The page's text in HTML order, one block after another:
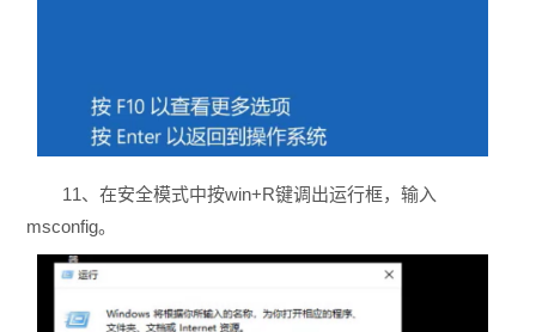
11、在安全模式中按win+R键调出运行框，输入
msconfig。